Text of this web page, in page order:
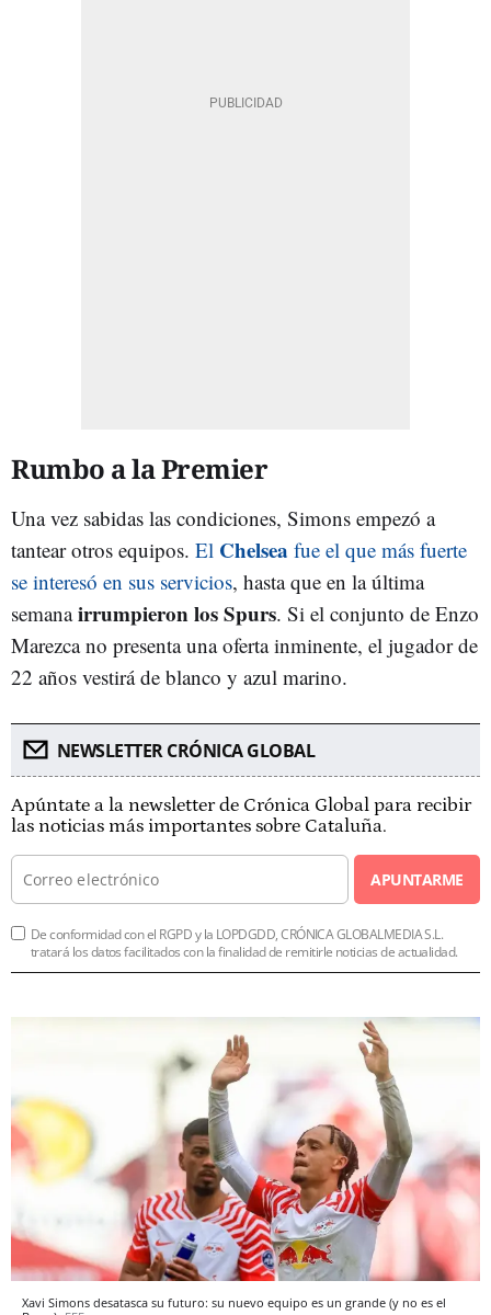
Rumbo a la Premier
Una vez sabidas las condiciones, Simons empezó a
tantear otros equipos. El Chelsea fue el que más fuerte
se interesó en sus servicios, hasta que en la última
semanairrumpieron los Spurs. Si el conjunto de Enzo
Marezca no presenta una oferta inminente, el jugador de
22 años vestirá de blanco y azul marino.
NEWSLETTER CRÓNICA GLOBAL
Apúntate a la newsletter de Crónica Global para recibir
las noticias más importantes sobre Cataluña.
APUNTARME
De conformidad con el RGPD y la LOPDGDD, CRÓNICA GLOBALMEDIA S.L.
tratará los datos facilitados con la finalidad de remitirle noticias de actualidad.
Xavi Simons desatasca su futuro: su nuevo equipo es un grande (y no es el